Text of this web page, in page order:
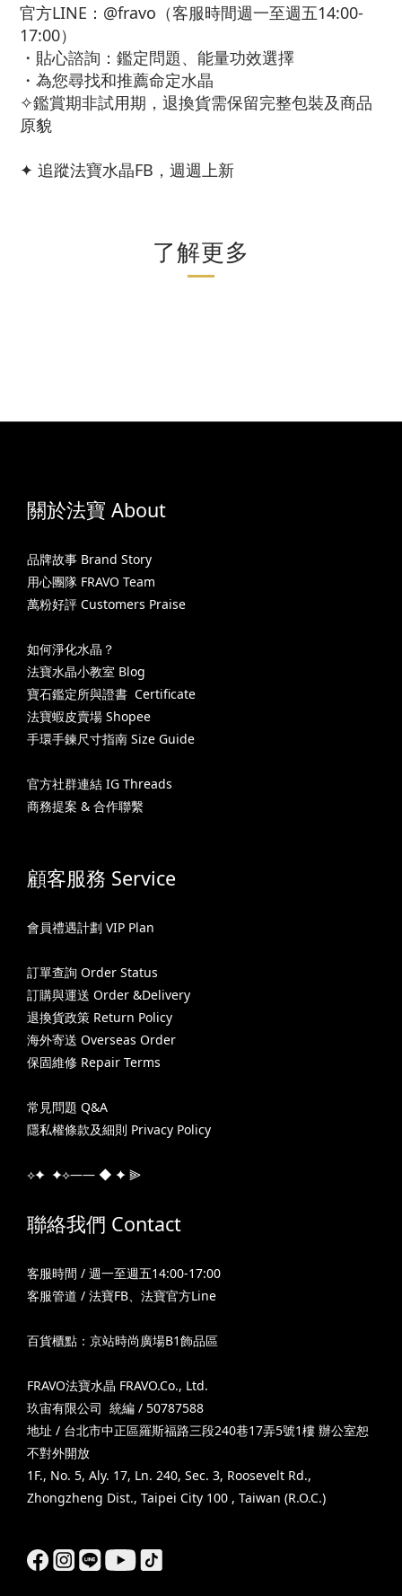
官方LINE：@fravo（客服時間週一至週五14:00-
17:00）
・貼心諮詢：鑑定問題、能量功效選擇
・為您尋找和推薦命定水晶
✧鑑賞期非試用期，退換貨需保留完整包裝及商品
原貌
✦ 追蹤法寶水晶FB，週週上新
了解更多
關於法寶 About
品牌故事 Brand Story
用心團隊 FRAVO Team
萬粉好評 Customers Praise
如何淨化水晶？
法寶水晶小教室 Blog
寶石鑑定所與證書 Certificate
法寶蝦皮賣場 Shopee
手環手鍊尺寸指南 Size Guide
官方社群連結 IG Threads
商務提案 & 合作聯繫
顧客服務 Service
會員禮遇計劃 VIP Plan
訂單查詢 Order Status
訂購與運送 Order &Delivery
退換貨政策 Return Policy
海外寄送 Overseas Order
保固維修 Repair Terms
常見問題 Q&A
隱私權條款及細則 Privacy Policy
⟡✦ ✦⟡—— ◆ ✦ ⫸
聯絡我們 Contact
客服時間 / 週一至週五14:00-17:00
客服管道 / 法寶FB 法寶官方Line
百貨櫃點：京站時尚廣場B1飾品區
FRAVO法寶水晶 FRAVO.Co., Ltd.
玖宙有限公司 統編 / 50787588
地址 / 台北市中正區羅斯福路三段240巷17弄5號1樓 辦公室恕
不對外開放
1F., No. 5, Aly. 17, Ln. 240, Sec. 3, Roosevelt Rd.,
Zhongzheng Dist., Taipei City 100 , Taiwan (R.O.C.)